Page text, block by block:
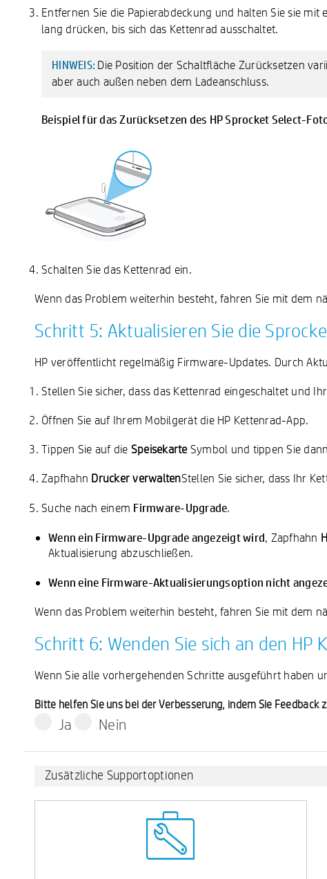
Entfernen Sie die Papierabdeckung und halten Sie sie
lang drücken, bis sich das Kettenrad ausschaltet.
HINWEIS: Die Position der Schaltfläche Zurücksetzen
aber auch außen neben dem Ladeanschluss.
Beispiel für das Zurücksetzen des HP Sprocket Select-
Schalten Sie das Kettenrad ein.
Wenn das Problem weiterhin besteht, fahren Sie mit dem
Schritt 5: Aktualisieren Sie die
HP veröffentlicht regelmäßig Firmware-Updates. Durch
Stellen Sie sicher, dass das Kettenrad eingeschaltet und
Öffnen Sie auf Ihrem Mobilgerät die HP Kettenrad-App.
Tippen Sie auf die Speisekarte Symbol und tippen Sie
Zapfhahn Drucker verwaltenStellen Sie sicher, dass Ihr
Suche nach einem Firmware-Upgrade.
Wenn ein Firmware-Upgrade angezeigt wird, Zapfhahn
Aktualisierung abzuschließen.
Wenn eine Firmware-Aktualisierungsoption nicht
Wenn das Problem weiterhin besteht, fahren Sie mit dem
Schritt 6: Wenden Sie sich an den HP
Wenn Sie alle vorhergehenden Schritte ausgeführt haben
Bitte helfen Sie uns bei der Verbesserung, indem Sie
Ja Nein
Zusätzliche Supportoptionen